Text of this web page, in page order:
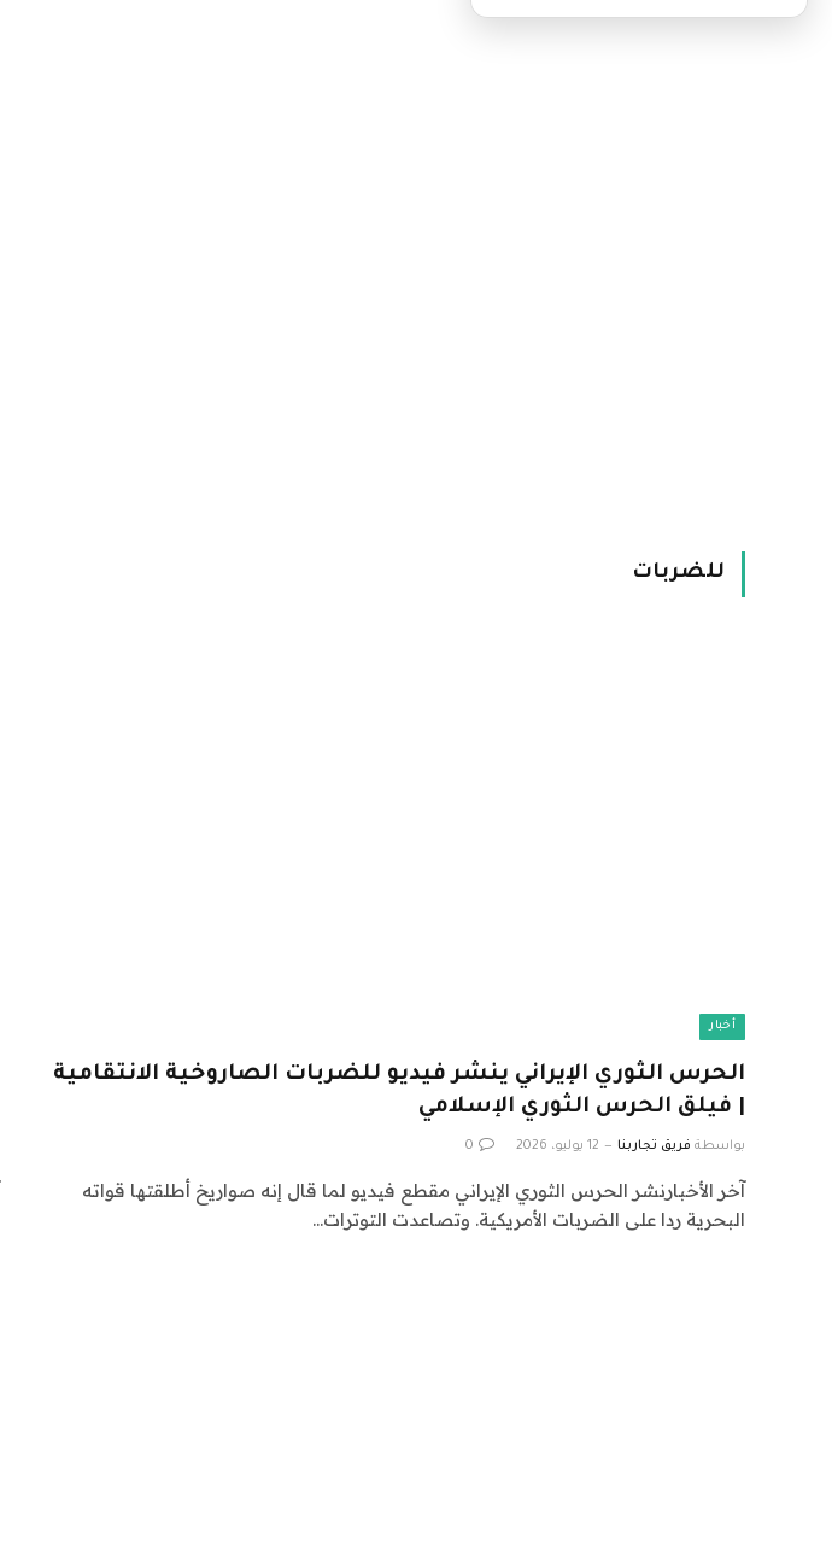
للضربات
أخبار
الحرس الثوري الإيراني ينشر فيديو للضربات الصاروخية الانتقامية
| فيلق الحرس الثوري الإسلامي
بواسطة فريق تجاربنا 12 يوليو، 2026 0
آخر الأخبارنشر الحرس الثوري الإيراني مقطع فيديو لما قال إنه صواريخ أطلقتها قواته
البحرية ردا على الضربات الأمريكية. وتصاعدت التوترات…